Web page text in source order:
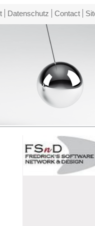
Datenschutz Contact